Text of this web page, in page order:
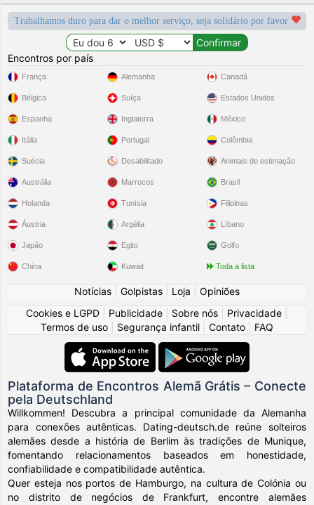
Trabalhamos duro para dar o melhor serviço, seja solidário por favor
Encontros por país
França
Bélgica
Espanha
Itália
Suécia
Alemanha
Suíça
Inglaterra
Portugal
Desabilitado
Canadá
Estados Unidos
México
Colômbia
Animais de estimação
Austrália
Holanda
Áustria
Japão
China
Marrocos
Tunísia
Argélia
Egito
Kuwait
Brasil
Filipinas
Líbano
Golfo
Toda a lista
Notícias Golpistas Loja
Opiniões
Cookies e LGPD
Publicidade Sobre nós Privacidade
Termos de uso
Segurança infantil Contato FAQ
Plataforma de Encontros Alemã Grátis – Conecte
pela Deutschland
Willkommen! Descubra a principal comunidade da Alemanha
para conexões autênticas. Dating-deutsch.de reúne solteiros
alemães desde a história de Berlim às tradições de Munique,
fomentando relacionamentos baseados em honestidade,
confiabilidade e compatibilidade autêntica.
Quer esteja nos portos de Hamburgo, na cultura de Colónia ou
no distrito de negócios de Frankfurt, encontre alemães